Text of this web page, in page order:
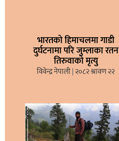
भारतको हिमाचलमा गाडी
दुर्घटनामा परि जुम्लाका रतन
तिरुवाको मृत्यु
विवेन्द्र नेपाली २०८२ श्रावण २२